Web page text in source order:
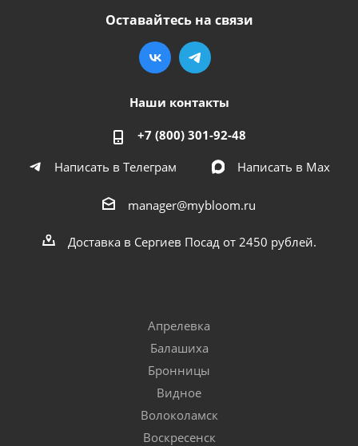
Оставайтесь на связи
Наши контакты
+7 (800) 301-92-48
Написать в Телеграм
Написать в Мах
manager@mybloom.ru
Доставка в Сергиев Посад от 2450 рублей.
Апрелевка
Балашиха
Бронницы
Видное
Волоколамск
Воскресенск